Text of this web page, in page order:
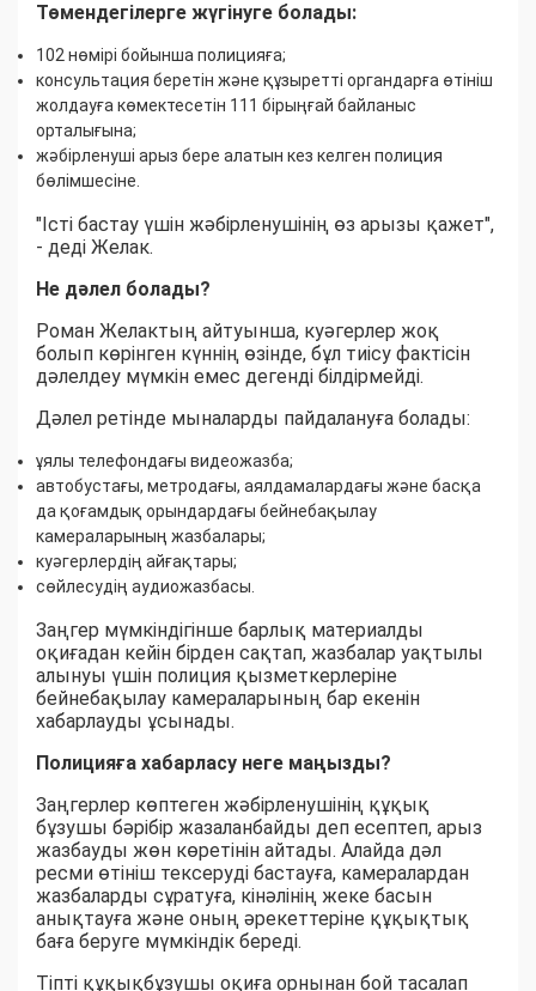
Төмендегілерге жүгінуге болады:
102 нөмірі бойынша полицияға;
консультация беретін және құзыретті органдарға өтініш
жолдауға көмектесетін 111 бірыңғай байланыс
орталығына;
жәбірленуші арыз бере алатын кез келген полиция
бөлімшесіне.
"Істі бастау үшін жәбірленушінің өз арызы қажет",
- деді Желак.
Не дәлел болады?
Роман Желактың айтуынша, куәгерлер жоқ
болып көрінген күннің өзінде, бұл тиісу фактісін
дәлелдеу мүмкін емес дегенді білдірмейді.
Дәлел ретінде мыналарды пайдалануға болады:
ұялы телефондағы видеожазба;
автобустағы, метродағы, аялдамалардағы және басқа
да қоғамдық орындардағы бейнебақылау
камераларының жазбалары;
куәгерлердің айғақтары;
сөйлесудің аудиожазбасы.
Заңгер мүмкіндігінше барлық материалды
оқиғадан кейін бірден сақтап, жазбалар уақтылы
алынуы үшін полиция қызметкерлеріне
бейнебақылау камераларының бар екенін
хабарлауды ұсынады.
Полицияға хабарласу неге маңызды?
Заңгерлер көптеген жәбірленушінің құқық
бұзушы бәрібір жазаланбайды деп есептеп, арыз
жазбауды жөн көретінін айтады. Алайда дәл
ресми өтініш тексеруді бастауға, камералардан
жазбаларды сұратуға, кінәлінің жеке басын
анықтауға және оның әрекеттеріне құқықтық
баға беруге мүмкіндік береді.
Тіпті құқықбұзушы оқиға орнынан бой тасалап